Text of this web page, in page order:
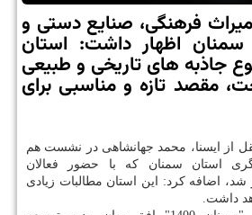
میراث فرهنگی، صنایع دستی و
اظهار داشت: استان
جاذبه های تاریخی و طبیعی
مقصد تازه و مناسبی برای
از ایسنا، محمد جهانشاهی در نشست هم
استان سمنان كه با حضور فعالان
اضافه كرد: این استان مطالبات زیادی
داشت.